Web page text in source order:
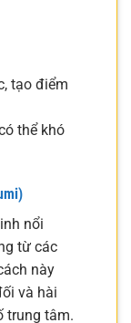
tạo điểm
thể khó
nổi
từ các
này
và hài
trung tâm.